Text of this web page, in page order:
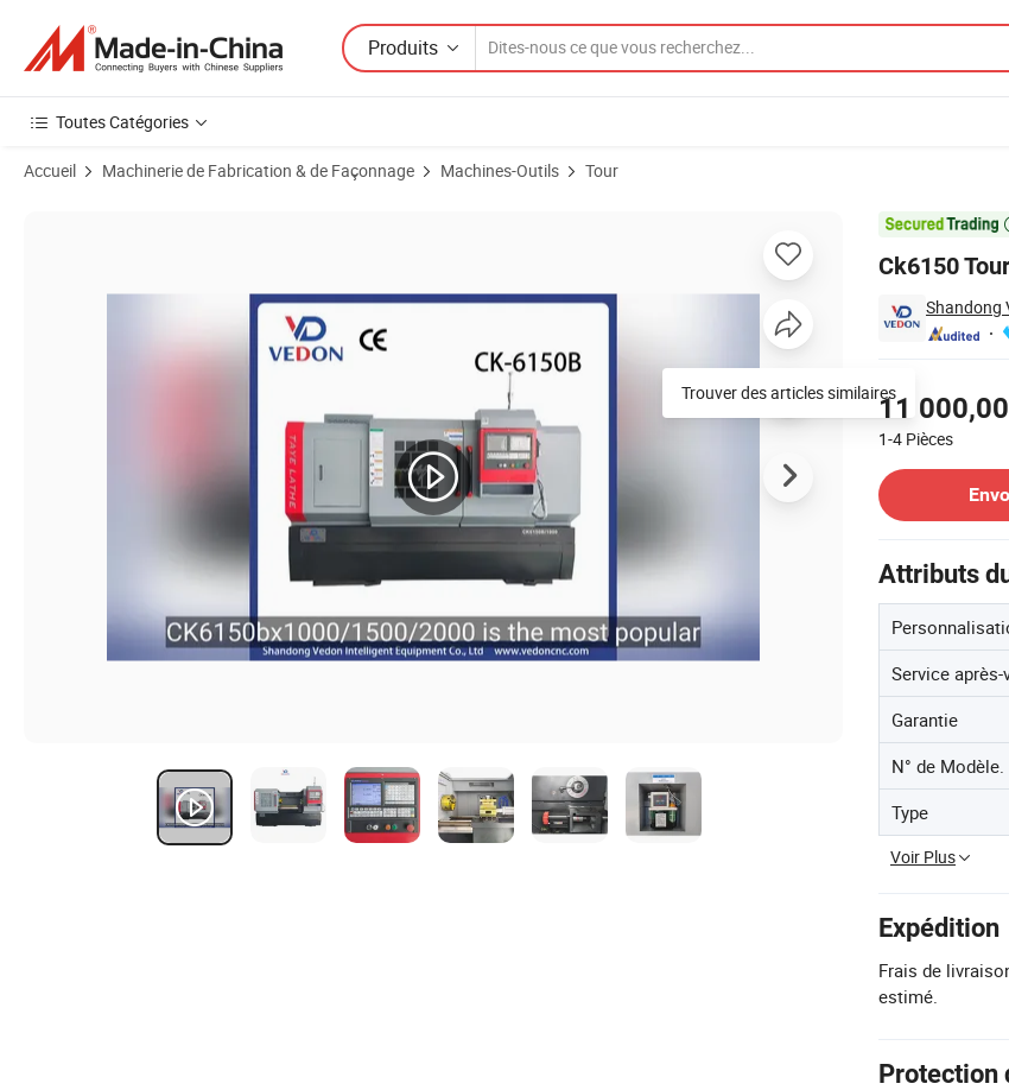
Produits
Toutes Catégories
Accueil Machinerie de Fabrication & de Façonnage Machines-Outils Tour
Ck6150
Shandong
11
1-4 Pièces
Attributs
Service après-
Garantie
N° de Modèle.
Type
Voir Plus
Expédition
Frais de
estimé.
Protection
Trouver des articles similaires